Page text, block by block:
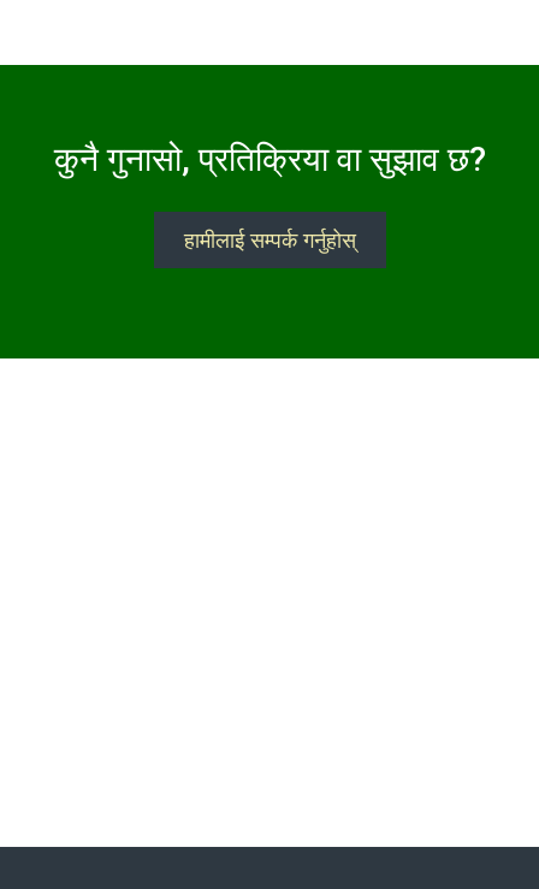
कुनै गुनासो, प्रतिक्रिया वा सुझाव छ?
हामीलाई सम्पर्क गर्नुहोस्